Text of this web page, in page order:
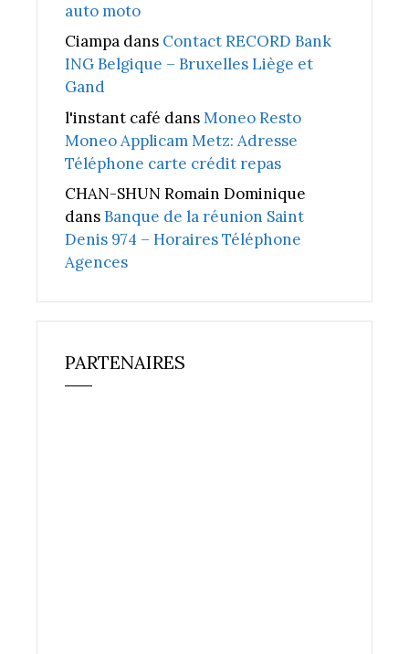
auto moto
Ciampa dans Contact RECORD Bank
ING Belgique – Bruxelles Liège et
Gand
l'instant café dansMoneo Resto
Moneo Applicam Metz: Adresse
Téléphone carte crédit repas
CHAN-SHUN Romain Dominique
dansBanque de la réunion Saint
Denis 974 – Horaires Téléphone
Agences
PARTENAIRES